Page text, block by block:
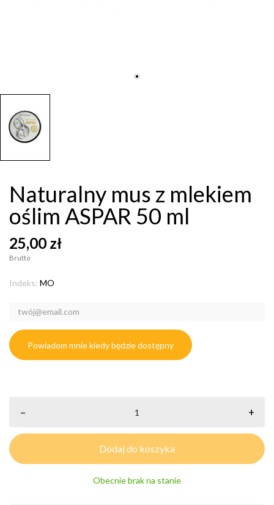
Naturalny mus z mlekiem
oślim ASPAR 50 ml
25,00 zł
Brutto
Indeks: MO
Powiadom mnie kiedy będzie dostępny
– +
Dodaj do koszyka
Obecnie brak na stanie